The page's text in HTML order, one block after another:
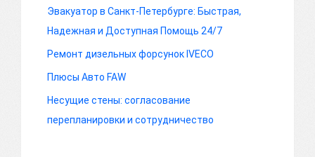
Эвакуатор в Санкт-Петербурге: Быстрая,
Надежная и Доступная Помощь 24/7
Ремонт дизельных форсунок IVECO
Плюсы Авто FAW
Несущие стены: согласование
перепланировки и сотрудничество